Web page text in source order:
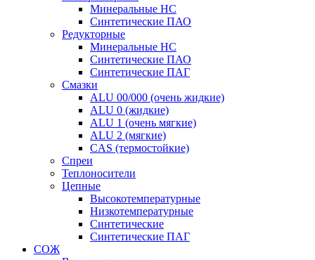
Минеральные HC
Синтетические ПАО
Редукторные
Минеральные HC
Синтетические ПАО
Синтетические ПАГ
Смазки
ALU 00/000 (очень жидкие)
ALU 0 (жидкие)
ALU 1 (очень мягкие)
ALU 2 (мягкие)
CAS (термостойкие)
Спреи
Теплоносители
Цепные
Высокотемпературные
Низкотемпературные
Синтетические
Синтетические ПАГ
СОЖ